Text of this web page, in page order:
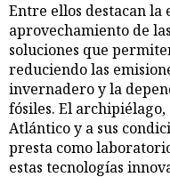
Entre ellos destacan
aprovechamiento de
soluciones que
reduciendo las
invernadero y la
fósiles. El
Atlántico y a sus
presta como
estas tecnologías